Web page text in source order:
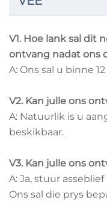
V1. Hoe lank sal dit
ontvang nadat ons
A: Ons sal u binne
V2. Kan julle ons
A: Natuurlik is u
beskikbaar.
V3. Kan julle ons
A: Ja, stuur
Ons sal die prys